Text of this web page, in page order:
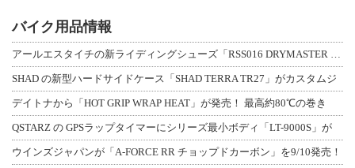
バイク用品情報
SHAD の新型ハードサイドケース「SHAD TERRA TR27」がカスタムジ
デイトナから「HOT GRIP WRAP HEAT」が発売！ 最高約80℃の巻き
QSTARZ の GPSラップタイマーにシリーズ最小ボディ「LT-9000S」が
ウインズジャパンが「A-FORCE RR チョップドカーボン」を9/10発売！